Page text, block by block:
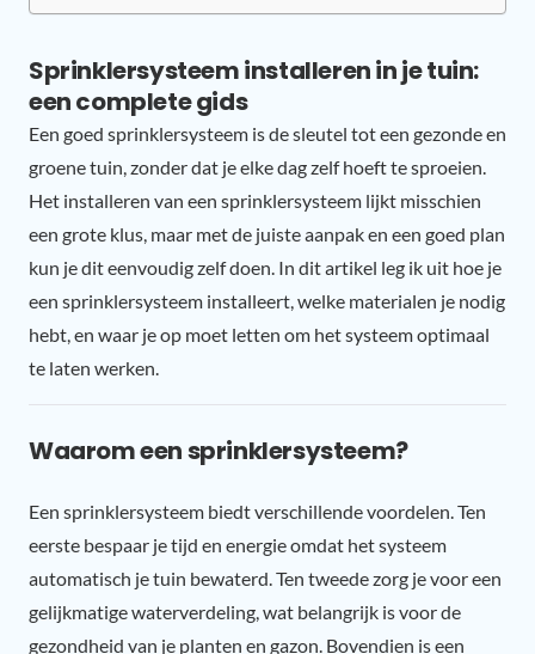
Sprinklersysteem installeren in je tuin:
een complete gids
Een goed sprinklersysteem is de sleutel tot een gezonde en
groene tuin, zonder dat je elke dag zelf hoeft te sproeien.
Het installeren van een sprinklersysteem lijkt misschien
een grote klus, maar met de juiste aanpak en een goed plan
kun je dit eenvoudig zelf doen. In dit artikel leg ik uit hoe je
een sprinklersysteem installeert, welke materialen je nodig
hebt, en waar je op moet letten om het systeem optimaal
te laten werken.
Waarom een sprinklersysteem?
Een sprinklersysteem biedt verschillende voordelen. Ten
eerste bespaar je tijd en energie omdat het systeem
automatisch je tuin bewaterd. Ten tweede zorg je voor een
gelijkmatige waterverdeling, wat belangrijk is voor de
gezondheid van je planten en gazon. Bovendien is een